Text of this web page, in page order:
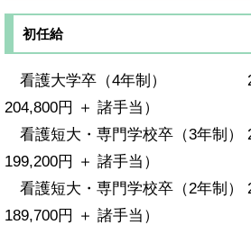
初任給
看護大学卒（4年制）
204,800円 ＋ 諸手当）​
看護短大・専門学校卒（3年制）
199,200円 ＋ 諸手当）​
看護短大・専門学校卒（2年制）
189,700円 ＋ 諸手当）​